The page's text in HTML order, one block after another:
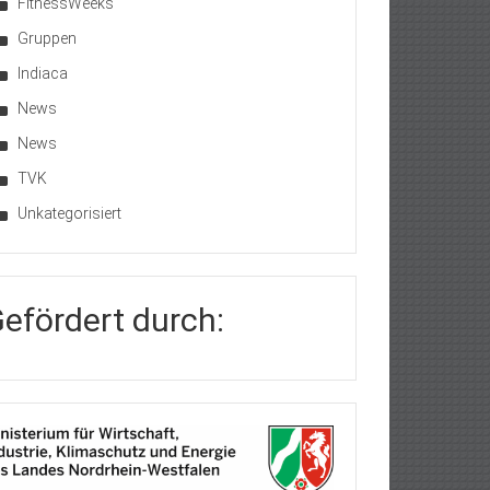
Gruppen
Indiaca
News
News
TVK
Unkategorisiert
durch: